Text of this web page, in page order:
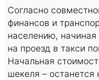
Согласно
финансов и
населению,
на проезд в такси
Начальная
шекеля –